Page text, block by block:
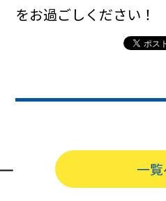
をお過ごしください！
一